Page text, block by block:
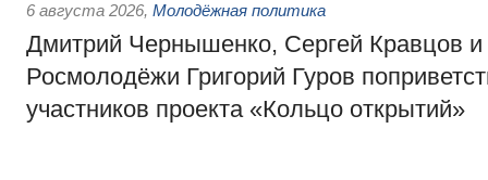
6 августа 2026, Молодёжная политика
Дмитрий Чернышенко, Сергей Кравцов и
Росмолодёжи Григорий Гуров
участников проекта «Кольцо открытий»